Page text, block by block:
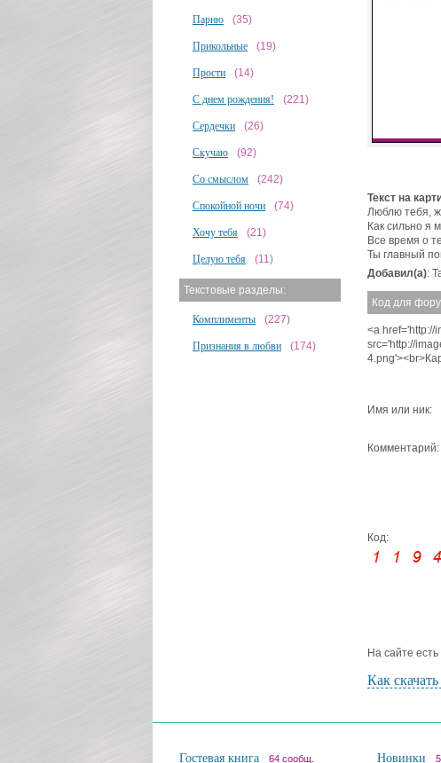
Парню (35)
Прикольные (19)
Прости (14)
С днем рождения! (221)
Сердечки (26)
Скучаю (92)
Со смыслом (242)
Спокойной ночи (74)
Хочу тебя (21)
Целую тебя (11)
Текстовые разделы:
Комплименты (227)
Признания в любви (174)
Текст на
Люблю тебя,
Как сильно я
Все время о
Ты главный
Добавил(а):
Код для
<a href='http://
src='http://
Имя или ник:
Комментарий:
Код:
На сайте
Как
Гостевая книга 64 сообщ. Новинки